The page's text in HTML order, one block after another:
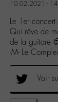
10.02.2021 -
Le 1er concert
Qui rêve de
de la guitare
-M- Le
Voir